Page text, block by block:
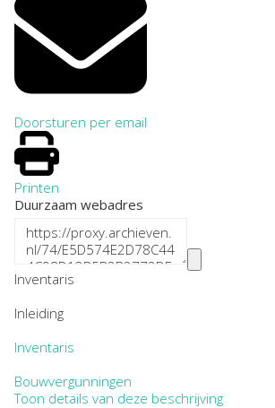
Doorsturen per email
Printen
Duurzaam webadres
Inventaris
Inleiding
Inventaris
Bouwvergunningen
Toon details van deze beschrijving